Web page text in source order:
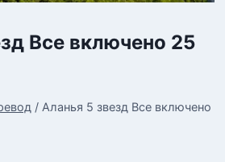
Все включено 25
/ Аланья 5 звезд Все включено